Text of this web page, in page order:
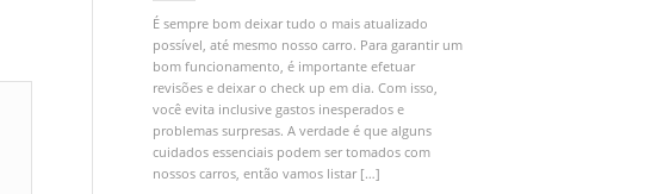
É sempre bom deixar tudo o mais atualizado
possível, até mesmo nosso carro. Para garantir um
bom funcionamento, é importante efetuar
revisões e deixar o check up em dia. Com isso,
você evita inclusive gastos inesperados e
problemas surpresas. A verdade é que alguns
cuidados essenciais podem ser tomados com
nossos carros, então vamos listar […]